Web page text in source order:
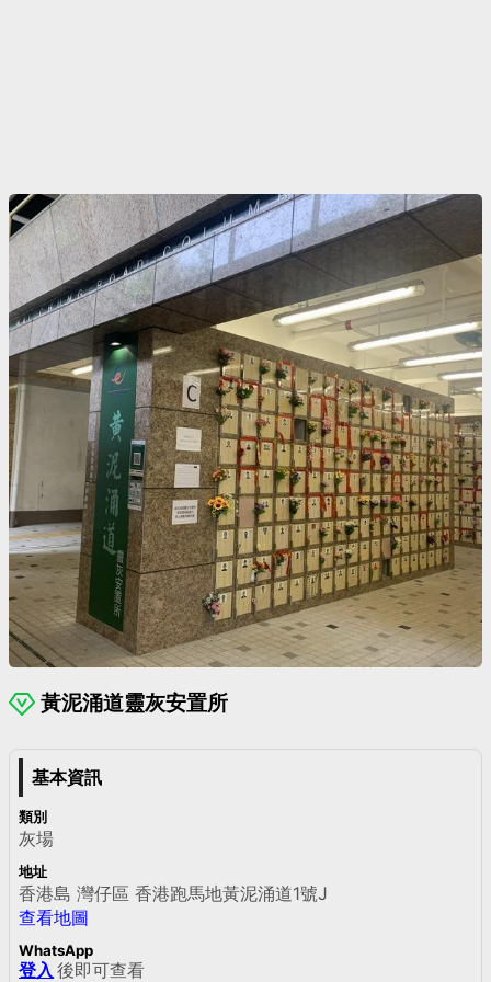
黃泥涌道靈灰安置所
基本資訊
類別
灰場
地址
香港島 灣仔區 香港跑馬地黃泥涌道1號J
查看地圖
WhatsApp
登入 後即可查看